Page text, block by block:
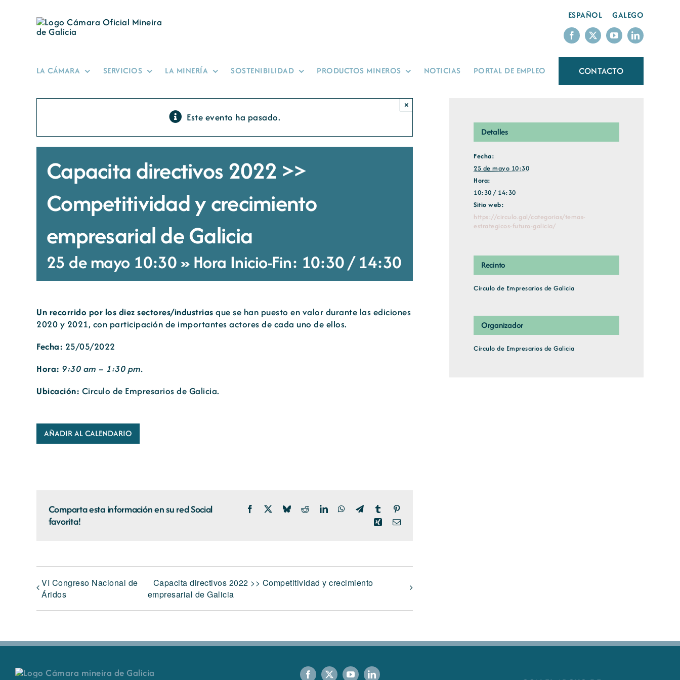
contenido
ESPAÑOL GALEGO
LA CÁMARA SERVICIOS LA MINERÍA SOSTENIBILIDAD PRODUCTOS MINEROS NOTICIAS PORTAL DE EMPLEO CONTACTO
Este evento ha pasado.
×
Capacita directivos 2022 >>
Competitividad y crecimiento
empresarial de Galicia
25 de mayo 10:30 » Hora Inicio-Fin: 10:30/14:30
Un recorrido por los diez sectores/industrias que se han puesto en valor durante las ediciones
2020 y 2021, con participación de importantes actores de cada uno de ellos.
Fecha: 25/05/2022
Hora: 9:30 am – 1:30 pm.
Ubicación: Circulo de Empresarios de Galicia.
AÑADIR AL CALENDARIO
Comparta esta información en su red Social
favorita!
Facebook BlueskyRedditLinkedInWhatsApp
TelegramTumblr
XingCorreo
VI Congreso Nacional de
Áridos
Capacita directivos 2022 >> Competitividad y crecimiento
empresarial de Galicia
Detalles
Fecha:
25 de mayo 10:30
Hora:
10:30 / 14:30
Sitio web:
https://circulo.gal/categorias/temas-
estrategicos-futuro-galicia/
Recinto
Círculo de Empresarios de Galicia
Organizador
Círculo de Empresarios de Galicia